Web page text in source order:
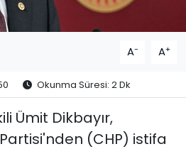
A- A+
Okunma Süresi: 2 Dk
Ümit Dikbayır,
(CHP) istifa